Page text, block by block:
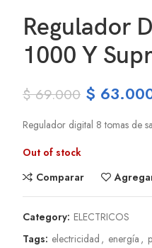
Regulador
1000 Y
$69.000 $
Regulador digital 8 tomas de
Out of stock
Comparar
Category: ELECTRICOS
Tags: electricidad , energía ,